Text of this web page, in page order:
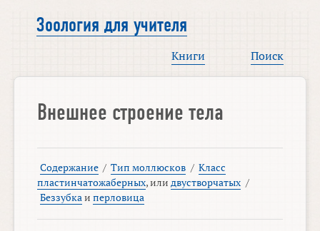
Зоология для учителя
Книги Поиск
Внешнее строение тела
Содержание / Тип моллюсков / Класс
пластинчатожаберных, илидвустворчатых /
Беззубкаи перловица